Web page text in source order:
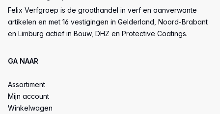
Felix Verfgroep is de groothandel in verf en aanverwante
artikelen en met 16 vestigingen in Gelderland, Noord-Brabant
en Limburg actief in Bouw, DHZ en Protective Coatings.
GA NAAR
Assortiment
Mijn account
Winkelwagen